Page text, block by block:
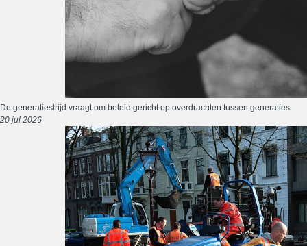
De generatiestrijd vraagt om beleid gericht op overdrachten tussen generaties
20 jul 2026